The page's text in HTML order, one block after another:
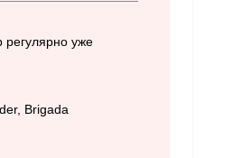
регулярно уже
Brigada